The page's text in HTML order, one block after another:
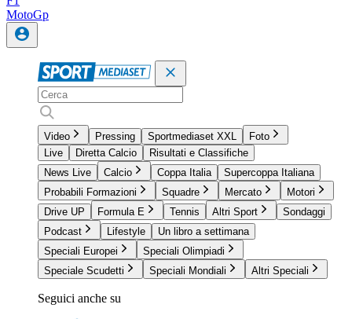
MotoGp
Video Pressing Sportmediaset XXL
Foto
Live
Diretta Calcio
Risultati e Classifiche
News Live
Calcio Coppa Italia
Supercoppa Italiana
Probabili Formazioni
Squadre Mercato
Motori
Drive UP
Formula E Tennis Altri Sport
Sondaggi
Podcast
Lifestyle
Un libro a settimana
Speciali Europei
Speciali Olimpiadi
Speciale Scudetti
Speciali Mondiali Altri Speciali
Seguici anche su